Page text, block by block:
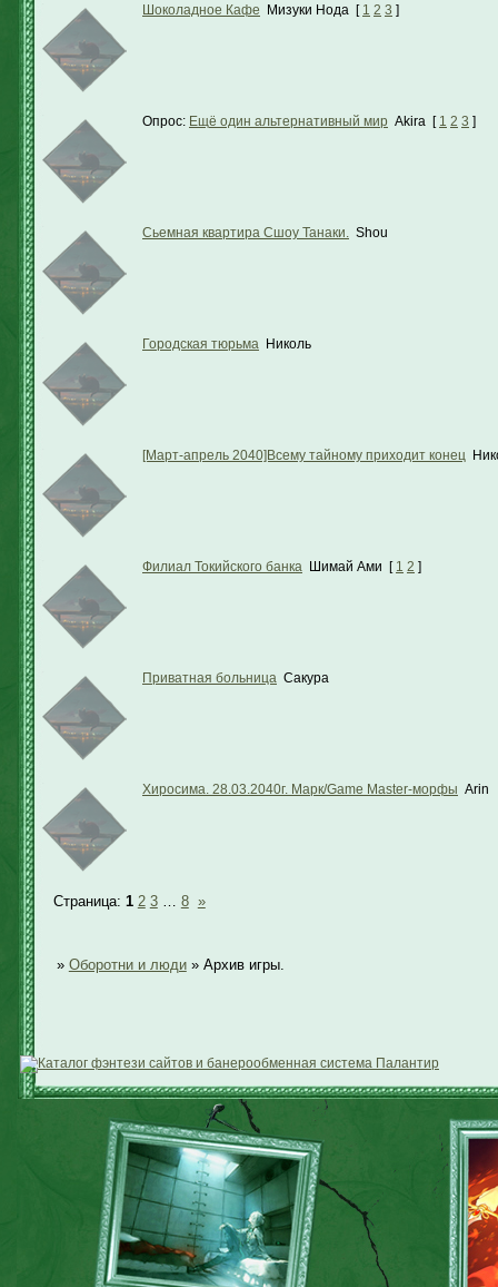
Шоколадное Кафе Мизуки Нода [ 1 2 3 ]
Опрос: Ещё один альтернативный мир Akira [ 1 2 3 ]
Сьемная квартира Сшоу Танаки. Shou
Городская тюрьма Николь
[Март-апрель 2040]Всему тайному приходит конец
Филиал Токийского банка Шимай Ами [ 1 2 ]
Приватная больница Сакура
Хиросима. 28.03.2040г. Марк/Game Master-морфы Arin
Страница: 1 2 3 8 »
» Оборотни и люди » Архив игры.